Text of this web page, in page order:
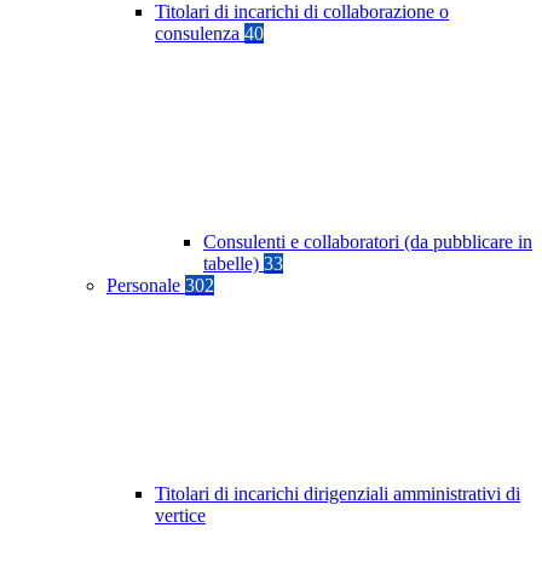
Titolari di incarichi di collaborazione o
consulenza 40
Consulenti e collaboratori (da pubblicare in
tabelle) 33
Personale 302
Titolari di incarichi dirigenziali amministrativi di
vertice